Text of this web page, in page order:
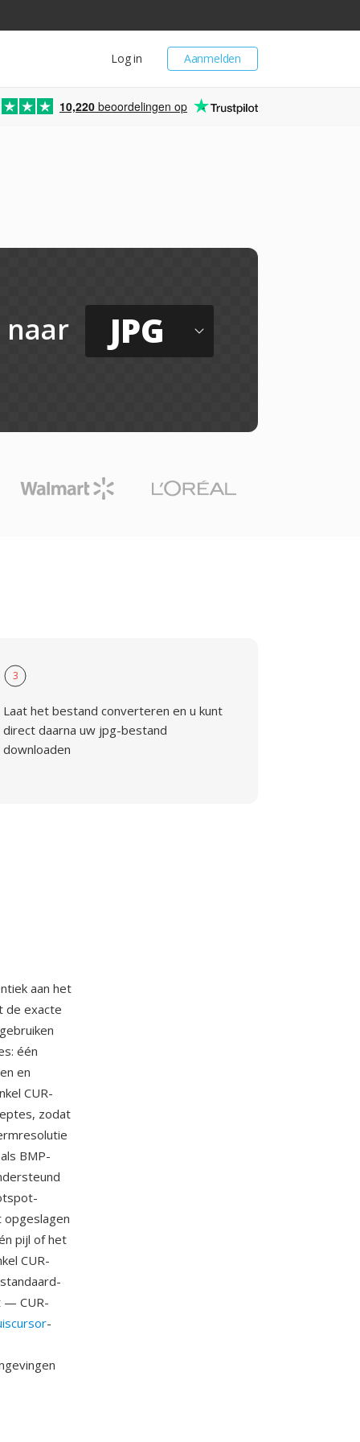
Aanmelden
Log in
10,220 beoordelingen op
naar JPG
3
Laat het bestand converteren en u kunt
direct daarna uw jpg-bestand
downloaden
aan het
de exacte
één
en
CUR-
zodat
BMP-
pijl of het
CUR-
— CUR-
-